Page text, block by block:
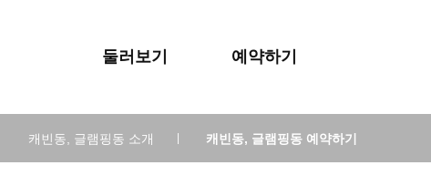
둘러보기 예약하기
캐빈동, 글램핑동 소개 캐빈동, 글램핑동 예약하기